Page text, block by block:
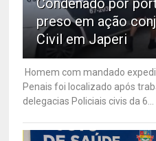
preso em ação
Civil em Japeri
Homem com mandado
Penais foi localizado após
delegacias Policiais civis da 6...